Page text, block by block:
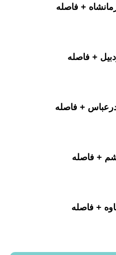
+ فاصله
+ فاصله
+ فاصله
+ فاصله
+ فاصله